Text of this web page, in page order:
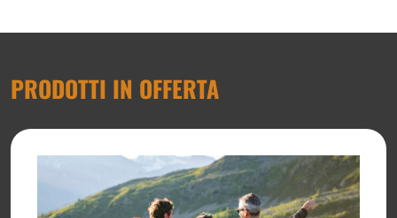
PRODOTTI IN OFFERTA